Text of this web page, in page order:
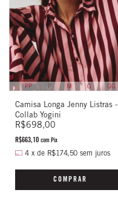
PP P M G GG
Camisa Longa Jenny Listras -
Collab Yogini
R$698,00
R$663,10 com Pix
4 x de R$174,50 sem juros
COMPRAR